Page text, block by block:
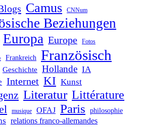
Camus CNNum
Beziehungen
Europa Europe Fotos
Frankreich Französisch
Geschichte Hollande IA
Internet KI Kunst
Literatur Littérature
musique OFAJ Paris philosophie
relations franco-allemandes